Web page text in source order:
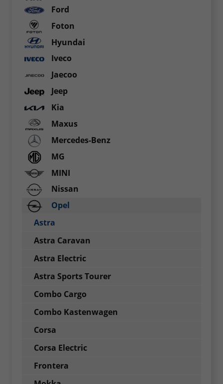
Ford
Foton
Hyundai
Iveco
Jaecoo
Jeep
Kia
Maxus
Mercedes-Benz
MG
MINI
Nissan
Opel
Astra
Astra Caravan
Astra Electric
Astra Sports Tourer
Combo Cargo
Combo Kastenwagen
Corsa
Corsa Electric
Frontera